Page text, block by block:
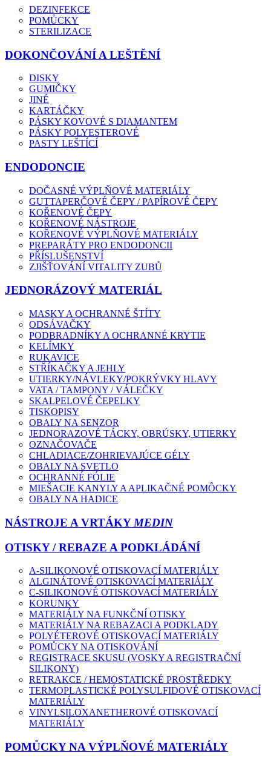
DEZINFEKCE
POMŮCKY
STERILIZACE
DOKONČOVÁNÍ A LEŠTĚNÍ
DISKY
GUMIČKY
JINÉ
KARTÁČKY
PÁSKY KOVOVÉ S DIAMANTEM
PÁSKY POLYESTEROVÉ
PASTY LEŠTÍCÍ
ENDODONCIE
DOČASNÉ VÝPLŇOVÉ MATERIÁLY
GUTTAPERČOVÉ ČEPY / PAPÍROVÉ ČEPY
KOŘENOVÉ ČEPY
KOŘENOVÉ NÁSTROJE
KOŘENOVÉ VÝPLŇOVÉ MATERIÁLY
PREPARÁTY PRO ENDODONCII
PŘÍSLUŠENSTVÍ
ZJIŠŤOVÁNÍ VITALITY ZUBŮ
JEDNORÁZOVÝ MATERIÁL
MASKY A OCHRANNÉ ŠTÍTY
ODSÁVAČKY
PODBRADNÍKY A OCHRANNÉ KRYTIE
KELÍMKY
RUKAVICE
STŘÍKAČKY A JEHLY
UTIERKY/NÁVLEKY/POKRÝVKY HLAVY
VATA / TAMPONY / VÁLEČKY
SKALPELOVÉ ČEPELKY
TISKOPISY
OBALY NA SENZOR
JEDNORAZOVÉ TÁCKY, OBRÚSKY, UTIERKY
OZNAČOVAČE
CHLADIACE/ZOHRIEVAJÚCE GÉLY
OBALY NA SVETLO
OCHRANNÉ FÓLIE
MIEŠACIE KANYLY A APLIKAČNÉ POMÔCKY
OBALY NA HADICE
NÁSTROJE A VRTÁKY MEDIN
OTISKY / REBAZE A PODKLÁDÁNÍ
A-SILIKONOVÉ OTISKOVACÍ MATERIÁLY
ALGINÁTOVÉ OTISKOVACÍ MATERIÁLY
C-SILIKONOVÉ OTISKOVACÍ MATERIÁLY
KORUNKY
MATERIÁLY NA FUNKČNÍ OTISKY
MATERIÁLY NA REBAZACI A PODKLADY
POLYÉTEROVÉ OTISKOVACÍ MATERIÁLY
POMŮCKY NA OTISKOVÁNÍ
REGISTRACE SKUSU (VOSKY A REGISTRAČNÍ
SILIKONY)
RETRAKCE / HEMOSTATICKÉ PROSTŘEDKY
TERMOPLASTICKÉ POLYSULFIDOVÉ OTISKOVACÍ
MATERIÁLY
VINYLSILOXANETHEROVÉ OTISKOVACÍ
MATERIÁLY
POMŮCKY NA VÝPLŇOVÉ MATERIÁLY